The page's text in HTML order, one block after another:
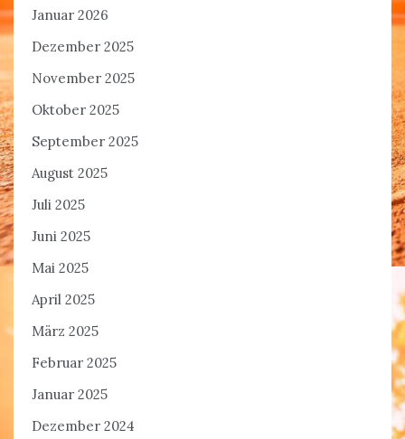
Januar 2026
Dezember 2025
November 2025
Oktober 2025
September 2025
August 2025
Juli 2025
Juni 2025
Mai 2025
April 2025
März 2025
Februar 2025
Januar 2025
Dezember 2024